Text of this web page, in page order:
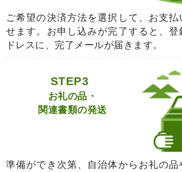
ご希望の決済方法を選択して、お支払
せます。お申し込みが完了すると、
ドレスに、完了メールが届きます。
STEP3
お礼の品・
関連書類の発送
準備ができ次第、自治体からお礼の